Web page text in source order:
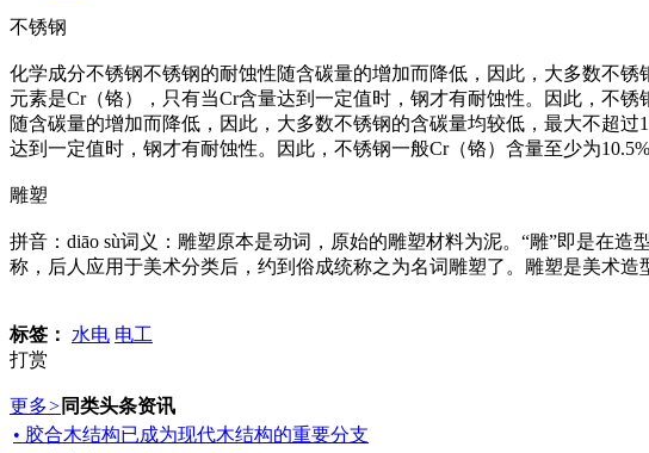
不锈钢
化学成分不锈钢不锈钢的耐蚀性随含碳量的增加而降低，因此，大多数不
元素是Cr（铬），只有当Cr含量达到一定值时，钢才有耐蚀性。因此，不
随含碳量的增加而降低，因此，大多数不锈钢的含碳量均较低，最大不超
达到一定值时，钢才有耐蚀性。因此，不锈钢一般Cr（铬）含量至少为
雕塑
拼音：diāo sù词义：雕塑原本是动词，原始的雕塑材料为泥。“雕”即是在
称，后人应用于美术分类后，约到俗成统称之为名词雕塑了。雕塑是美术造
标签： 水电 电工
打赏
更多> 同类头条资讯
• 胶合木结构已成为现代木结构的重要分支